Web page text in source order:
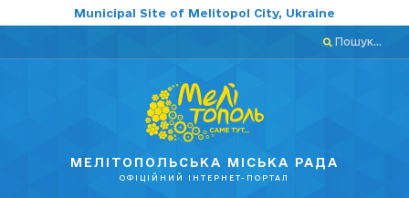
Municipal Site of Melitopol City, Ukraine
Пошук...
МЕЛІТОПОЛЬСЬКА МІСЬКА РАДА
ОФІЦІЙНИЙ ІНТЕРНЕТ-ПОРТАЛ